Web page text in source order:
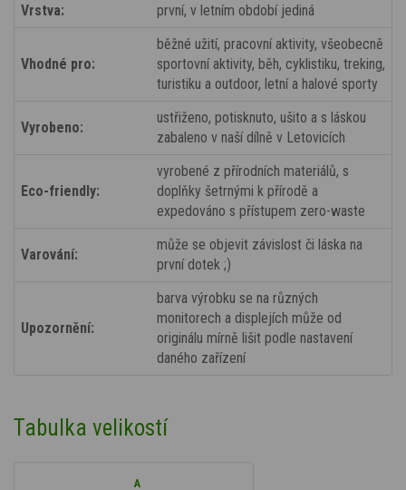
Vrstva:
první, v letním období jediná
Vhodné pro:
běžné užití, pracovní aktivity, všeobecně
sportovní aktivity, běh, cyklistiku, treking,
turistiku a outdoor, letní a halové sporty
Vyrobeno:
ustřiženo, potisknuto, ušito a s láskou
zabaleno v naší dílně v Letovicích
Eco-friendly:
vyrobené z přírodních materiálů, s
doplňky šetrnými k přírodě a
expedováno s přístupem zero-waste
Varování:
může se objevit závislost či láska na
první dotek ;)
Upozornění:
barva výrobku se na různých
monitorech a displejích může od
originálu mírně lišit podle nastavení
daného zařízení
Tabulka velikostí